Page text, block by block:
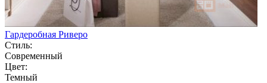
Гардеробная Риверо
Стиль:
Современный
Цвет:
Темный